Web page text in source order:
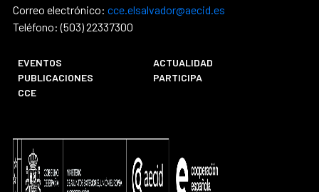
Correo electrónico: cce.elsalvador@aecid.es
Teléfono: (503) 22337300
EVENTOS
ACTUALIDAD
PUBLICACIONES
PARTICIPA
CCE